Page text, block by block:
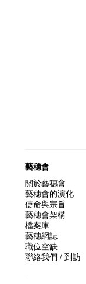
藝穗會
關於藝穗會
藝穗會的演化
使命與宗旨
藝穗會架構
檔案庫
藝穗網誌
職位空缺
聯絡我們 / 到訪